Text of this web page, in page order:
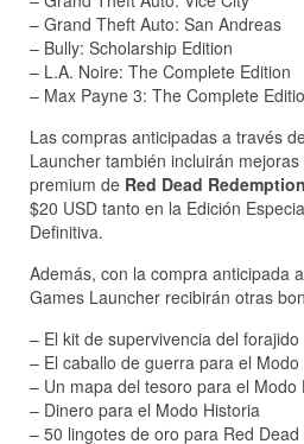
– Grand Theft Auto: San Andreas
– Bully: Scholarship Edition
– L.A. Noire: The Complete Edition
– Max Payne 3: The Complete
Las compras anticipadas a través
Launcher también incluirán
premium de Red Dead
$20 USD tanto en la Edición
Definitiva.
Además, con la compra anticipada
Games Launcher recibirán otras
– El kit de supervivencia del
– El caballo de guerra para el Modo
– Un mapa del tesoro para el Modo
– Dinero para el Modo Historia
– 50 lingotes de oro para Red Dead